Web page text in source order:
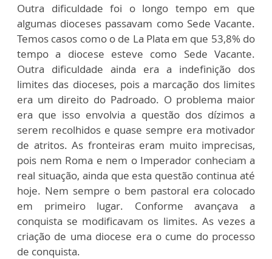
Outra dificuldade foi o longo tempo em que
algumas dioceses passavam como Sede Vacante.
Temos casos como o de La Plata em que 53,8% do
tempo a diocese esteve como Sede Vacante.
Outra dificuldade ainda era a indefinição dos
limites das dioceses, pois a marcação dos limites
era um direito do Padroado. O problema maior
era que isso envolvia a questão dos dízimos a
serem recolhidos e quase sempre era motivador
de atritos. As fronteiras eram muito imprecisas,
pois nem Roma e nem o Imperador conheciam a
real situação, ainda que esta questão continua até
hoje. Nem sempre o bem pastoral era colocado
em primeiro lugar. Conforme avançava a
conquista se modificavam os limites. As vezes a
criação de uma diocese era o cume do processo
de conquista.